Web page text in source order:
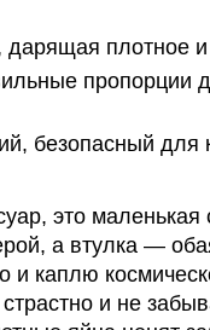
дарящая плотное
пропорции
безопасный для
это маленькая
а втулка —
и каплю
и не